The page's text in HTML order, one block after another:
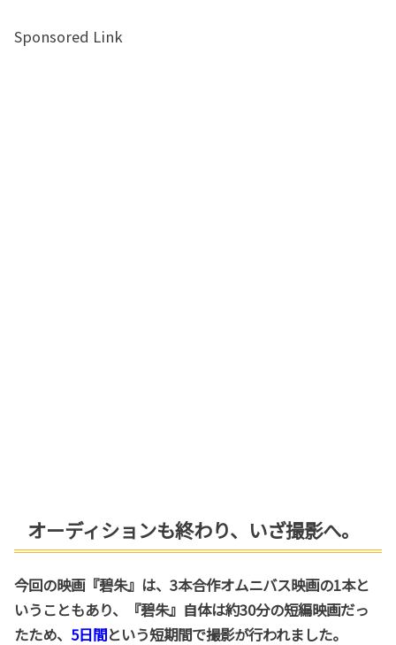
Sponsored Link
オーディションも終わり、いざ撮影へ。
今回の映画『碧朱』は、3本合作オムニバス映画の1本と
いうこともあり、『碧朱』自体は約30分の短編映画だっ
たため、 5日間という短期間で撮影が行われました。